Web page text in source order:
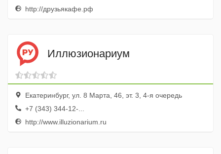
http://друзьякафе.рф
Иллюзионариум
Екатеринбург, ул. 8 Марта, 46, эт. 3, 4-я очередь
+7 (343) 344-12-...
http://www.illuzionarium.ru